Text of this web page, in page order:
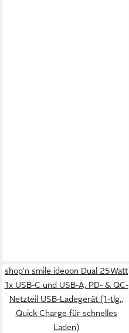
shop'n smile ideoon Dual 25Watt
1x USB-C und USB-A, PD- & QC-
Netzteil USB-Ladegerät (1-tlg.,
Quick Charge für schnelles
Laden)